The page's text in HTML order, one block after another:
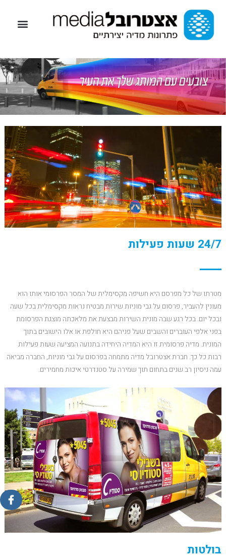
24/7 שעות פעילות
מטרתו של כל מפרסם היא חשיפה מקסימלית של המסר הפרסומי אותו הוא
מעונין להעביר, פרסום על גבי מוניות שירות מבטיח נראות מקסימלית בכל שעה
ובכל יום. בכל רגע שבה מונית השירות מבצעת את מלאכתה מוצגת הפרסומת
בפני אלפי העוברים והשבים שעל פניהם היא חולפת או אלו הישובים בתוך
המונית. מדיה פרסומית זו היא המדיה היחידה בתנועה המציעה שעות פעילות
רבות כל כך. חברת אצטרובל מדיה מתמחה בפרסום על גבי מוניות, החברה מביאה
עמה ניסיון רב שנים בתחום תוך שמירה על סטנדרטי איכות מחמירים.
בולטות